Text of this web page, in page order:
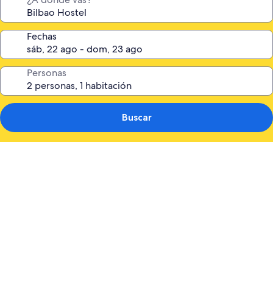
Fechas
Personas
Buscar